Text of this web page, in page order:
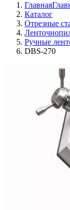
Главная
Каталог
Отрезные
Ручные
DBS-270